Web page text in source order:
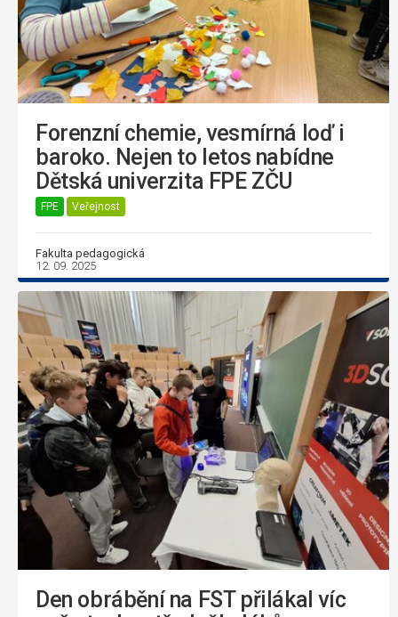
Forenzní chemie, vesmírná loď i
baroko. Nejen to letos nabídne
Dětská univerzita FPE ZČU
FPE Veřejnost
Fakulta pedagogická
12. 09. 2025
Den obrábění na FST přilákal víc